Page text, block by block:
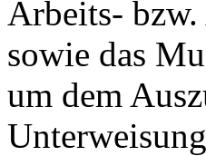
Arbeits-
sowie das
um dem